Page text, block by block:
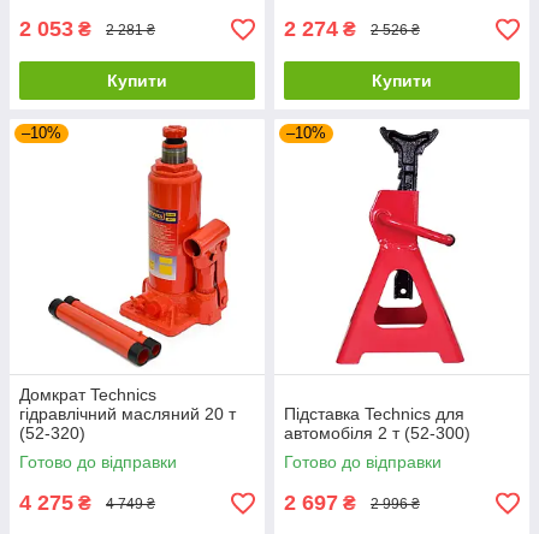
2 053 ₴ 2 281 ₴
Купити
2 274 ₴ 2 526 ₴
Купити
–10%
Домкрат Technics
гідравлічний масляний 20 т
(52-320)
Готово до відправки
4 275 ₴ 4 749 ₴
–10%
Підставка Technics для
автомобіля 2 т (52-300)
Готово до відправки
2 697 ₴ 2 996 ₴